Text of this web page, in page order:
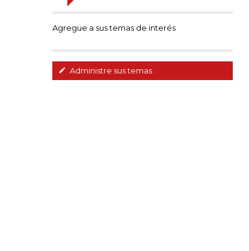
Agregue a sus temas de interés
Administre sus temas